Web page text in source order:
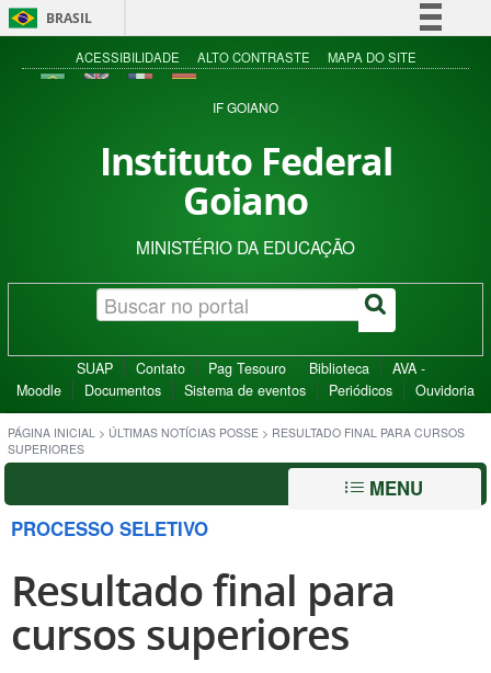
BRASIL
Simplifique!
Acesso à informação
ACESSIBILIDADE ALTO CONTRASTE MAPA DO SITE
IF GOIANO
Instituto Federal
Goiano
MINISTÉRIO DA EDUCAÇÃO
SUAP Contato Pag Tesouro Biblioteca
AVA -
Moodle
Documentos Sistema de eventos Periódicos Ouvidoria
PÁGINA INICIAL > ÚLTIMAS NOTÍCIAS POSSE > RESULTADO FINAL PARA CURSOS
SUPERIORES
MENU
PROCESSO SELETIVO
Resultado final para
cursos superiores